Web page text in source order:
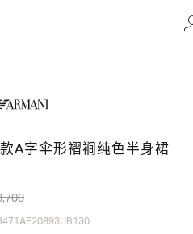
A字伞形褶裥纯色半身裙